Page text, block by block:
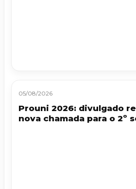
05/08/2026
Prouni 2026: divulgado
nova chamada para o 2º